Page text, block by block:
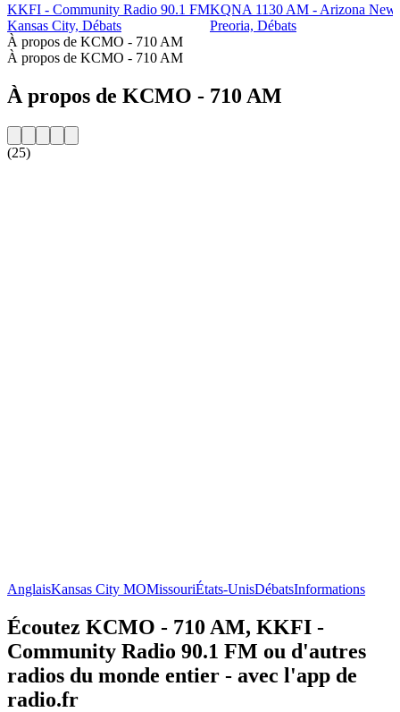
KKFI - Community Radio 90.1 FM
Kansas City, Débats
KQNA 1130 AM - Arizona
Preoria, Débats
À propos de KCMO - 710 AM
À propos de KCMO - 710 AM
À propos de KCMO - 710 AM
(25)
AnglaisKansas City MOMissouriÉtats-UnisDébatsInformations
Écoutez KCMO - 710 AM, KKFI -
Community Radio 90.1 FM ou d'autres
radios du monde entier - avec l'app de
radio.fr